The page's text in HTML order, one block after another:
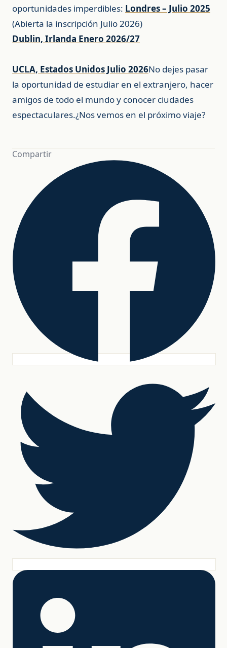
oportunidades imperdibles: Londres – Julio 2025
(Abierta la inscripción Julio 2026)
Dublin, Irlanda Enero 2026/27
UCLA, Estados Unidos Julio 2026No dejes pasar
la oportunidad de estudiar en el extranjero, hacer
amigos de todo el mundo y conocer ciudades
espectaculares.¿Nos vemos en el próximo viaje?
Compartir